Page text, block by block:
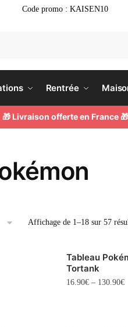
Code promo : KAISEN10
Rentrée
🎁 Livraison offerte en France 🎁
Affichage de 1–18 sur 57
Tableau
Tortank
16.90€– 130.90€